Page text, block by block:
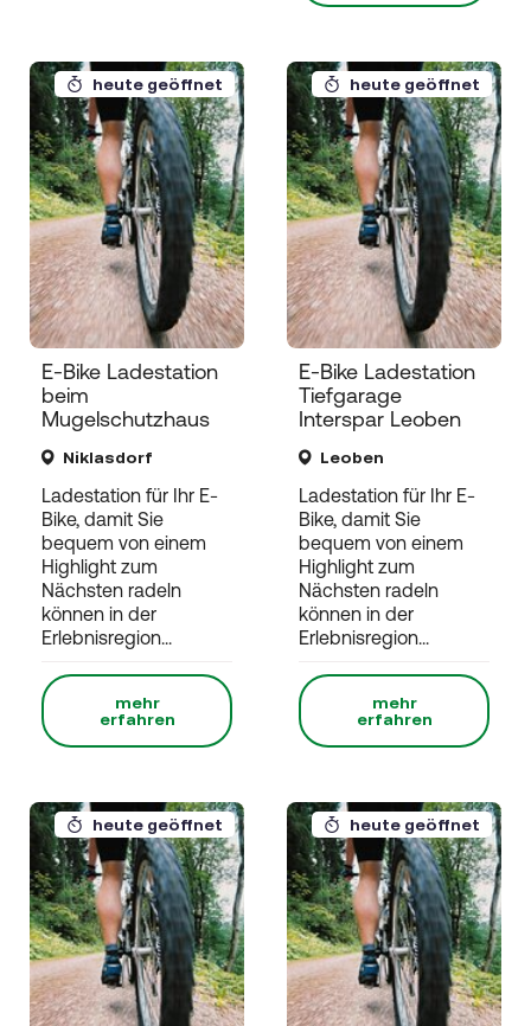
heute geöffnet
E-Bike Ladestation
beim
Mugelschutzhaus
Niklasdorf
Ladestation für Ihr E-
Bike, damit Sie
bequem von einem
Highlight zum
Nächsten radeln
können in der
Erlebnisregion...
mehr
erfahren
heute geöffnet
E-Bike Ladestation
Tiefgarage
Interspar Leoben
Leoben
Ladestation für Ihr E-
Bike, damit Sie
bequem von einem
Highlight zum
Nächsten radeln
können in der
Erlebnisregion...
mehr
erfahren
heute geöffnet heute geöffnet